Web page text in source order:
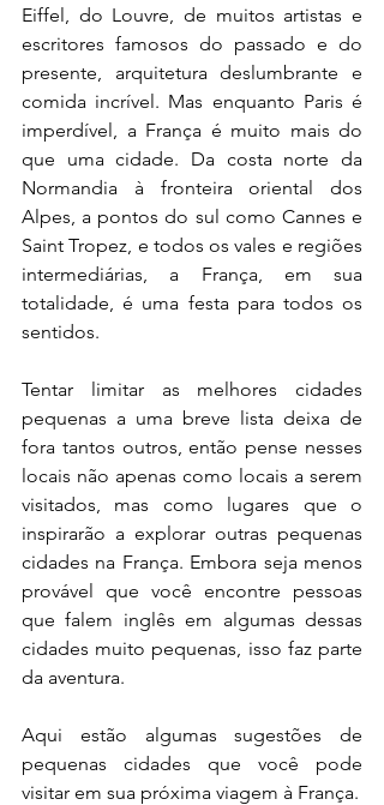
Eiffel, do Louvre, de muitos artistas e
escritores famosos do passado e do
presente, arquitetura deslumbrante e
comida incrível. Mas enquanto Paris é
imperdível, a França é muito mais do
que uma cidade. Da costa norte da
Normandia à fronteira oriental dos
Alpes, a pontos do sul como Cannes e
Saint Tropez, e todos os vales e regiões
intermediárias, a França, em sua
totalidade, é uma festa para todos os
sentidos.
Tentar limitar as melhores cidades
pequenas a uma breve lista deixa de
fora tantos outros, então pense nesses
locais não apenas como locais a serem
visitados, mas como lugares que o
inspirarão a explorar outras pequenas
cidades na França. Embora seja menos
provável que você encontre pessoas
que falem inglês em algumas dessas
cidades muito pequenas, isso faz parte
da aventura.
Aqui estão algumas sugestões de
pequenas cidades que você pode
visitar em sua próxima viagem à França.